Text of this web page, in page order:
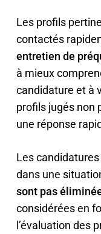
Les profils
contactés
entretien de
à mieux
candidature et à
profils jugés non
une réponse
Les
dans une
sont pas
considérées en
l’évaluation des